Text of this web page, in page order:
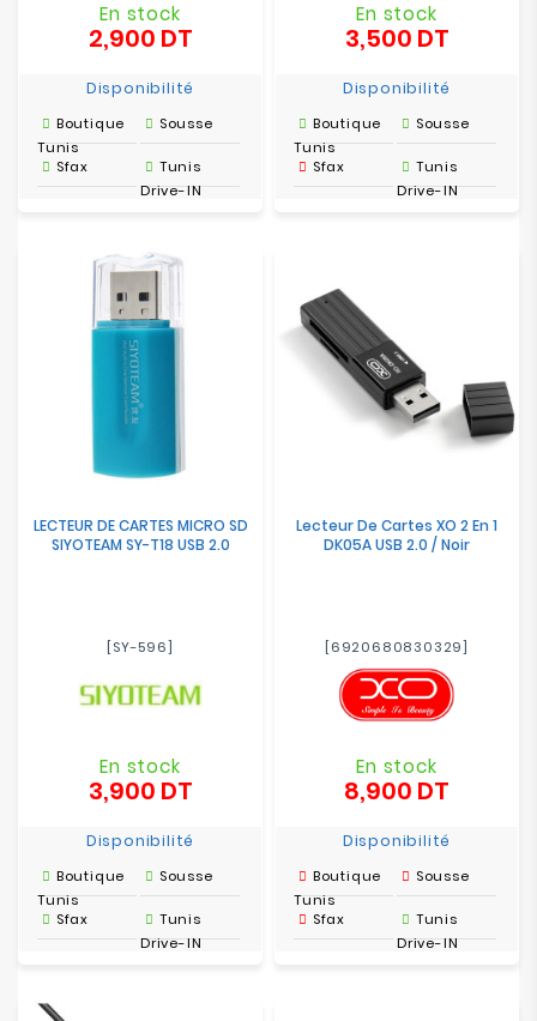
En stock
2,900 DTPrix
Disponibilité
Boutique
Tunis
Sousse
Sfax
Tunis
Drive-IN
En stock
3,500 DTPrix
Disponibilité
Boutique
Tunis
Sousse
Sfax
Tunis
Drive-IN
LECTEUR DE CARTES MICRO SD
SIYOTEAM SY-T18 USB 2.0
[SY-596]
En stock
3,900 DTPrix
Disponibilité
Boutique
Tunis
Sousse
Sfax
Tunis
Drive-IN
Lecteur De Cartes XO 2 En 1
DK05A USB 2.0 / Noir
[6920680830329]
En stock
8,900 DT
Disponibilité
Boutique
Tunis
Sousse
Sfax
Tunis
Drive-IN